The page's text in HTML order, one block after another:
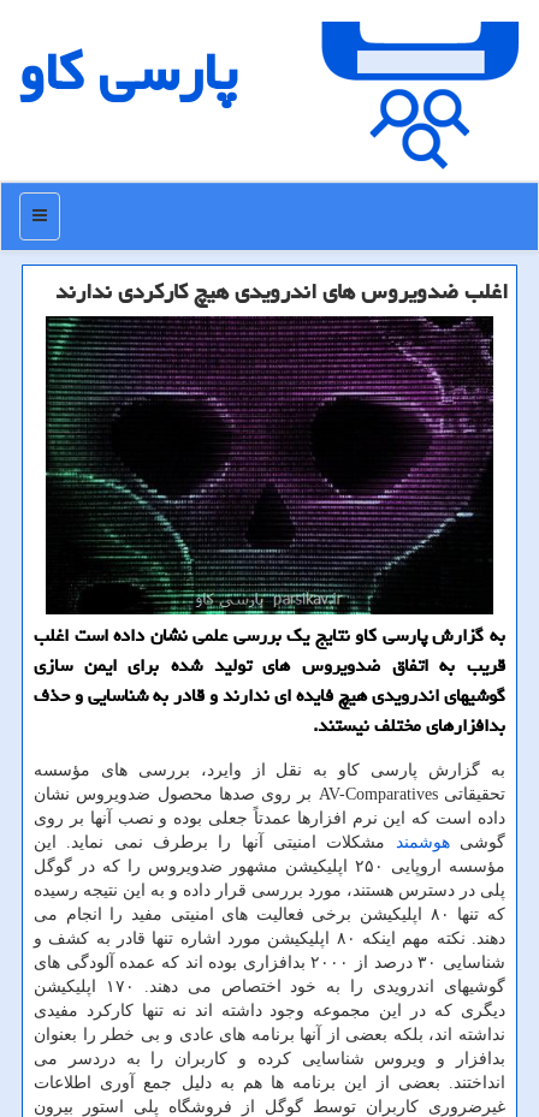
پارسی كاو
منو
اغلب ضدویروس های اندرویدی هیچ كاركردی ندارند
به گزارش پارسی كاو نتایج یك بررسی علمی نشان داده است اغلب
قریب به اتفاق ضدویروس های تولید شده برای ایمن سازی
گوشیهای اندرویدی هیچ فایده ای ندارند و قادر به شناسایی و حذف
بدافزارهای مختلف نیستند.
به گزارش پارسی كاو به نقل از وایرد، بررسی های مؤسسه
تحقیقاتی AV-Comparatives بر روی صدها محصول ضدویروس نشان
داده است كه این نرم افزارها عمدتاً جعلی بوده و نصب آنها بر روی
گوشیهوشمند مشكلات امنیتی آنها را برطرف نمی نماید. این
مؤسسه اروپایی ۲۵۰ اپلیكیشن مشهور ضدویروس را كه در گوگل
پلی در دسترس هستند، مورد بررسی قرار داده و به این نتیجه رسیده
كه تنها ۸۰ اپلیكیشن برخی فعالیت های امنیتی مفید را انجام می
دهند. نكته مهم اینكه ۸۰ اپلیكیشن مورد اشاره تنها قادر به كشف و
شناسایی ۳۰ درصد از ۲۰۰۰ بدافزاری بوده اند كه عمده آلودگی های
گوشیهای اندرویدی را به خود اختصاص می دهند. ۱۷۰ اپلیكیشن
دیگری كه در این مجموعه وجود داشته اند نه تنها كاركرد مفیدی
نداشته اند، بلكه بعضی از آنها برنامه های عادی و بی خطر را بعنوان
بدافزار و ویروس شناسایی كرده و كاربران را به دردسر می
انداختند. بعضی از این برنامه ها هم به دلیل جمع آوری اطلاعات
غیرضروری كاربران توسط گوگل از فروشگاه پلی استور بیرون